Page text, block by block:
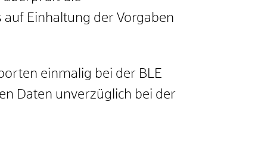
Einhaltung der Vorgaben
einmalig bei der BLE
Daten unverzüglich bei der